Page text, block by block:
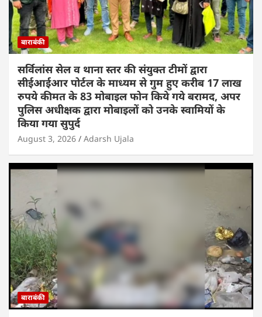
बाराबंकी
सर्विलांस सेल व थाना स्तर की संयुक्त टीमों द्वारा
सीईआईआर पोर्टल के माध्यम से गुम हुए करीब 17 लाख
रुपये कीमत के 83 मोबाइल फोन किये गये बरामद, अपर
पुलिस अधीक्षक द्वारा मोबाइलों को उनके स्वामियों के
किया गया सुपुर्द
August 3, 2026 Adarsh Ujala
बाराबंकी